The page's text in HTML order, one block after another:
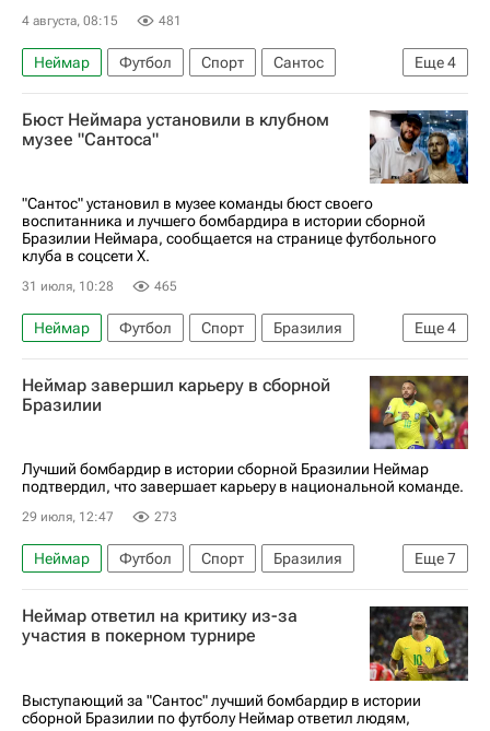
4 августа, 08:15 481
Еще4
Неймар Футбол Спорт
Сантос
Барселона
ЧМ по футболу 2026
Пари Сен-Жермен (ПСЖ)
Бразилия
Бюст Неймара установили в клубном
музее "Сантоса"
"Сантос" установил в музее команды бюст своего
воспитанника и лучшего бомбардира в истории сборной
Бразилии Неймара, сообщается на странице футбольного
клуба в соцсети Х.
31 июля, 10:28 465
Еще4
Неймар Футбол Спорт
Бразилия
ЧМ по футболу 2026
Сантос
Барселона
Пари Сен-Жермен (ПСЖ)
Неймар завершил карьеру в сборной
Бразилии
Лучший бомбардир в истории сборной Бразилии Неймар
подтвердил, что завершает карьеру в национальной команде.
29 июля, 12:47 273
Еще7
Неймар Футбол Спорт
Бразилия
Норвегия
Пеле
ЧМ по футболу 2026
Габриэл Мартинелли
Сантос
Барселона
Неймар ответил на критику из-за
участия в покерном турнире
Выступающий за "Сантос" лучший бомбардир в истории
сборной Бразилии по футболу Неймар ответил людям,